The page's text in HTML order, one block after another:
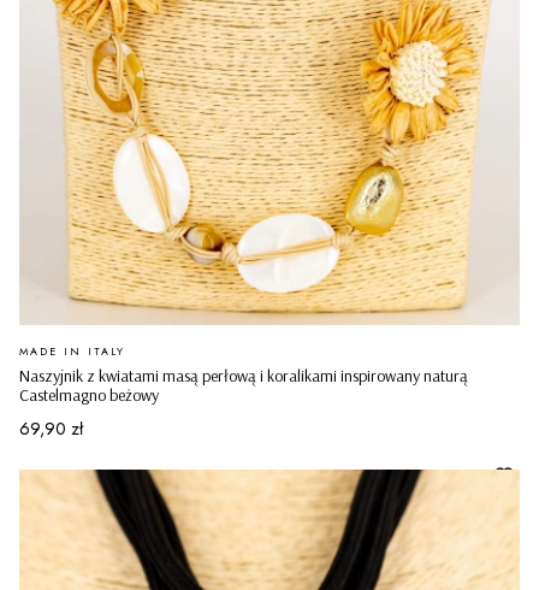
Naszyjnik z kwiatami masą perłową i koralikami inspirowany naturą
Castelmagno beżowy
PRODUCENT
MADE IN ITALY
Cena
69,90 zł